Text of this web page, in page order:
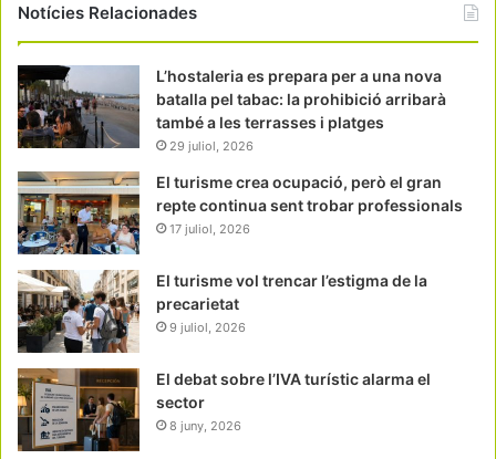
Notícies Relacionades
L’hostaleria es prepara per a una nova
batalla pel tabac: la prohibició arribarà
també a les terrasses i platges
29 juliol, 2026
El turisme crea ocupació, però el gran
repte continua sent trobar professionals
17 juliol, 2026
El turisme vol trencar l’estigma de la
precarietat
9 juliol, 2026
El debat sobre l’IVA turístic alarma el
sector
8 juny, 2026